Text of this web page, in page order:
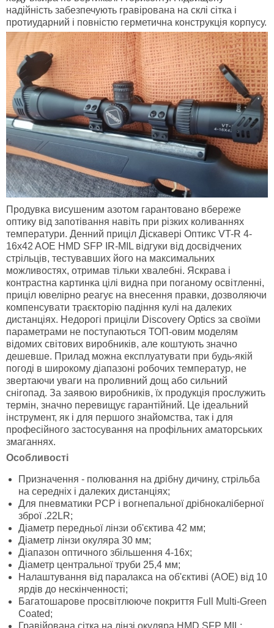
надійність забезпечують гравірована на склі сітка і
протиударний і повністю герметична конструкція корпусу.
Продувка висушеним азотом гарантовано вбереже
оптику від запотівання навіть при різких коливаннях
температури. Денний приціл Діскавері Оптикс VT-R 4-
16x42 AOE HMD SFP IR-MIL відгуки від досвідчених
стрільців, тестувавших його на максимальних
можливостях, отримав тільки хвалебні. Яскрава і
контрастна картинка цілі видна при поганому освітленні,
приціл ювелірно реагує на внесення правки, дозволяючи
компенсувати траєкторію падіння кулі на далеких
дистанціях. Недорогі приціли Discovery Optics за своїми
параметрами не поступаються ТОП-овим моделям
відомих світових виробників, але коштують значно
дешевше. Прилад можна експлуатувати при будь-якій
погоді в широкому діапазоні робочих температур, не
звертаючи уваги на проливний дощ або сильний
снігопад. За заявою виробників, їх продукція прослужить
термін, значно перевищує гарантійний. Це ідеальний
інструмент, як і для першого знайомства, так і для
професійного застосування на профільних аматорських
змаганнях.
Особливості
Призначення - полювання на дрібну дичину, стрільба
на середніх і далеких дистанціях;
Для пневматики РСР і вогнепальної дрібнокаліберної
зброї .22LR;
Діаметр передньої лінзи об'єктива 42 мм;
Діаметр лінзи окуляра 30 мм;
Діапазон оптичного збільшення 4-16х;
Діаметр центральної труби 25,4 мм;
Налаштування від паралакса на об'єктиві (AOE) від 10
ярдів до нескінченності;
Багатошарове просвітлююче покриття Full Multi-Green
Coated;
Гравійована сітка на лінзі окуляра HMD SFP MIL;